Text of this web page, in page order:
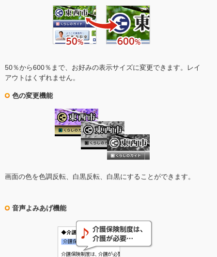
50％から600％まで、お好みの表示サイズに変更できます。レイ
アウトはくずれません。
色の変更機能
画面の色を色調反転、白黒反転、白黒にすることができます。
音声よみあげ機能